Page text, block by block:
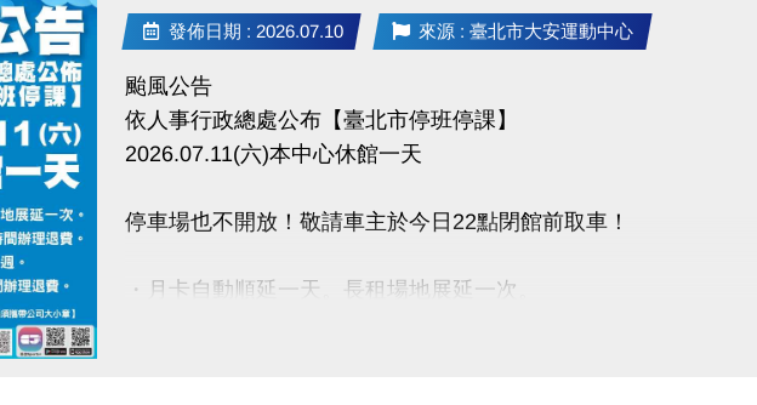
●報名辦法：現場報名、網路報名、APP報名
▪︎網路報名請點我(開啟新視窗)
▪︎ 大安APP 長佳Sports+ APP傳送門⬇
發佈日期 : 2026.07.10 來源 : 臺北市大安運動中心
颱風公告
依人事行政總處公布【臺北市停班停課】
2026.07.11(六)本中心休館一天
停車場也不開放！敬請車主於今日22點閉館前取車！
・月卡自動順延一天。長租場地展延一次。